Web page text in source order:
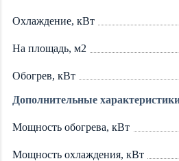
Охлаждение, кВт
На площадь, м2
Обогрев, кВт
Дополнительные
Мощность обогрева, кВт
Мощность охлаждения, кВт